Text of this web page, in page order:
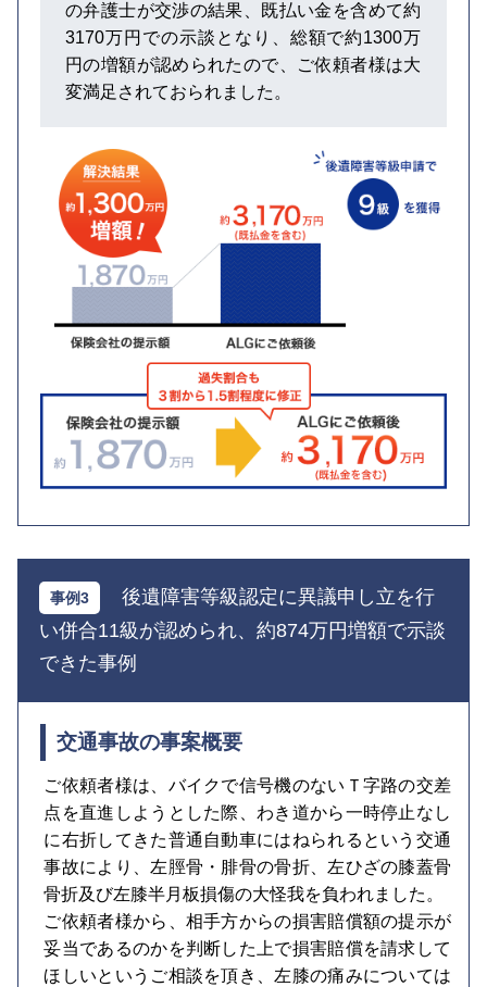
の弁護士が交渉の結果、既払い金を含めて約
3170万円での示談となり、総額で約1300万
円の増額が認められたので、ご依頼者様は大
変満足されておられました。
後遺障害等級認定に異議申し立を行
い併合11級が認められ、約874万円増額で示談
できた事例
交通事故の事案概要
ご依頼者様は、バイクで信号機のないＴ字路の交差
点を直進しようとした際、わき道から一時停止なし
に右折してきた普通自動車にはねられるという交通
事故により、左脛骨・腓骨の骨折、左ひざの膝蓋骨
骨折及び左膝半月板損傷の大怪我を負われました。
ご依頼者様から、相手方からの損害賠償額の提示が
妥当であるのかを判断した上で損害賠償を請求して
ほしいというご相談を頂き、左膝の痛みについては